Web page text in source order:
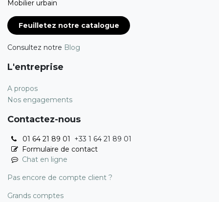
Mobilier urbain
Feuilletez notre catalogue
Consultez notre Blog
L'entreprise
A propos
Nos engagements
Contactez-nous
01 64 21 89 01 +33 1 64 21 89 01
Formulaire de contact
Chat en ligne
Pas encore de compte client ?
Grands comptes